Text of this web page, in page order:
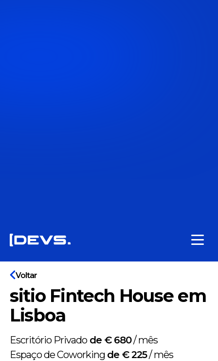
Voltar
sitio Fintech House em
Lisboa
Escritório Privadode € 680/mês
Espaço de Coworking de € 225/mês